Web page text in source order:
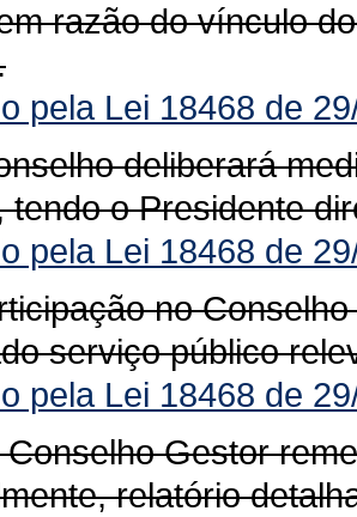
razão do vínculo
pela Lei 18468 de
deliberará
tendo o Presidente
pela Lei 18468 de
no
serviço público
pela Lei 18468 de
Conselho Gestor
relatório